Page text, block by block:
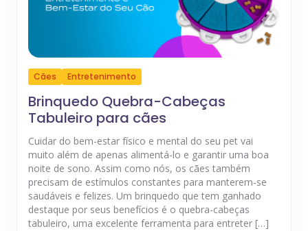
Cães Entretenimento
Brinquedo Quebra-Cabeças
Tabuleiro para cães
Cuidar do bem-estar físico e mental do seu pet vai
muito além de apenas alimentá-lo e garantir uma boa
noite de sono. Assim como nós, os cães também
precisam de estímulos constantes para manterem-se
saudáveis e felizes. Um brinquedo que tem ganhado
destaque por seus benefícios é o quebra-cabeças
tabuleiro, uma excelente ferramenta para entreter […]